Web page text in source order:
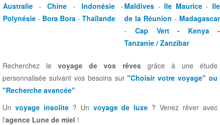
Australie
-Chine - Indonésie
-
Polynésie - Bora Bora - Thaïlande
Maldives -Ile Maurice-Ile
de la Réunion - Madagascar
- Cap Vert - Kenya
-
Tanzanie / Zanzibar
Recherchez levoyage de vos rêvesgrâce à une étude
personnalisée suivant vos besoins sur"Choisir votre voyage" ou
"Recherche avancée"
Un voyage insolite? Un voyage de luxe ? Venez rêver avec
l'agence Lune de miel !